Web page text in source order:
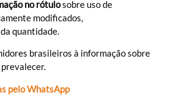
no rótulosobre uso de
modificados,
quantidade.
brasileiros à informação sobre
pelo WhatsApp